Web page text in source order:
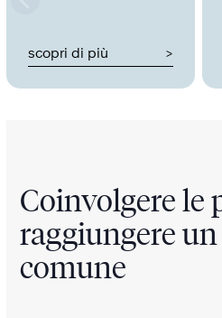
scopri di più
Coinvolgere le
raggiungere
comune